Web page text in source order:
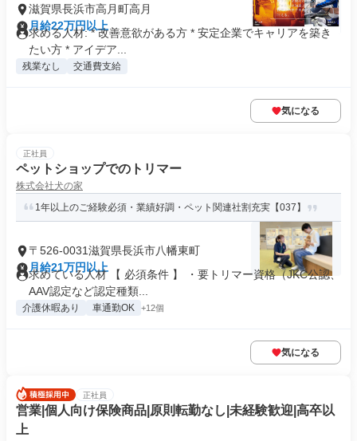
滋賀県長浜市高月町高月
月給22万円以上
求める人材: * 改善意欲がある方 * 安定企業でキャリアを築き
たい方 * アイデア...
残業なし 交通費支給
気になる
正社員
ペットショップでのトリマー
株式会社犬の家
1年以上のご経験必須・業績好調・ペット関連社割充実【037】
〒526-0031滋賀県長浜市八幡東町
月給21万円以上
求めている人材 【 必須条件 】 ・要トリマー資格（JKC公認、
AAV認定など認定種類...
介護休暇あり 車通勤OK +12個
気になる
正社員
営業|個人向け保険商品|原則転勤なし|未経験歓迎|高卒以
上